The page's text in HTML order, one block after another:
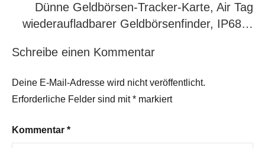
Dünne Geldbörsen-Tracker-Karte, Air Tag
wiederaufladbarer Geldbörsenfinder, IP68…
Schreibe einen Kommentar
Deine E-Mail-Adresse wird nicht veröffentlicht.
Erforderliche Felder sind mit* markiert
Kommentar *